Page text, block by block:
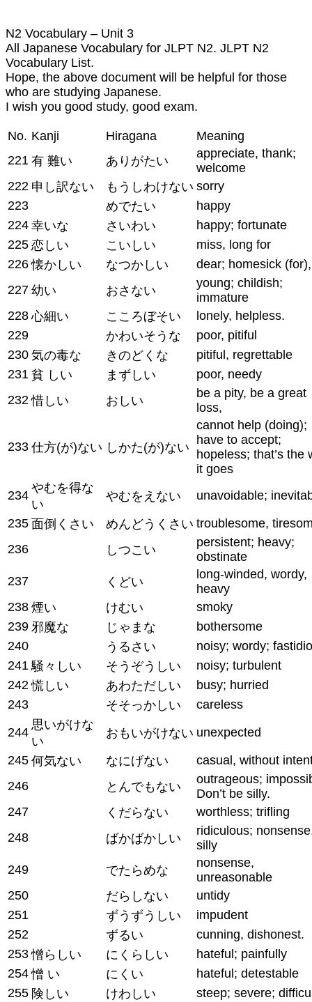
N2 Vocabulary – Unit 3
All Japanese Vocabulary for JLPT N2. JLPT N2
Vocabulary List.
Hope, the above document will be helpful for those
who are studying Japanese.
I wish you good study, good exam.
No. Kanji Hiragana
Meaning
221 有 難い ありがたい
appreciate, thank;
welcome
222 申し訳ない もうしわけない sorry
223
めでたい
happy
224 幸いな さいわい
happy; fortunate
225 恋しい こいしい
miss, long for
226 懐かしい なつかしい
dear; homesick (for),
227 幼い おさない
young; childish;
immature
228 心細い こころぼそい
lonely, helpless.
229
かわいそうな
poor, pitiful
230 気の毒な きのどくな
pitiful, regrettable
231 貧 しい まずしい
poor, needy
232 惜しい おしい
be a pity, be a great
loss,
233 仕方(が)ない しかた(が)ない
cannot help (doing);
have to accept;
hopeless; that’s the
it goes
234
やむを得な
い
やむをえない
unavoidable;
235 面倒くさい めんどうくさい troublesome,
236
しつこい
persistent; heavy;
obstinate
237
くどい
long-winded, wordy,
heavy
238 煙い けむい
smoky
239 邪魔な じゃまな
bothersome
240
うるさい
noisy; wordy;
241 騒々しい そうぞうしい
noisy; turbulent
242 慌しい あわただしい
busy; hurried
243
そそっかしい
careless
244
思いがけな
い
おもいがけない unexpected
245 何気ない なにげない
casual, without
246
とんでもない
outrageous;
Don’t be silly.
247
くだらない
worthless; trifling
248
ばかばかしい
ridiculous;
silly
249
でたらめな
nonsense,
unreasonable
250
だらしない
untidy
251
ずうずうしい
impudent
252
ずるい
cunning, dishonest.
253 憎らしい にくらしい
hateful; painfully
254 憎 い にくい
hateful; detestable
255 険しい けわしい steep; severe;